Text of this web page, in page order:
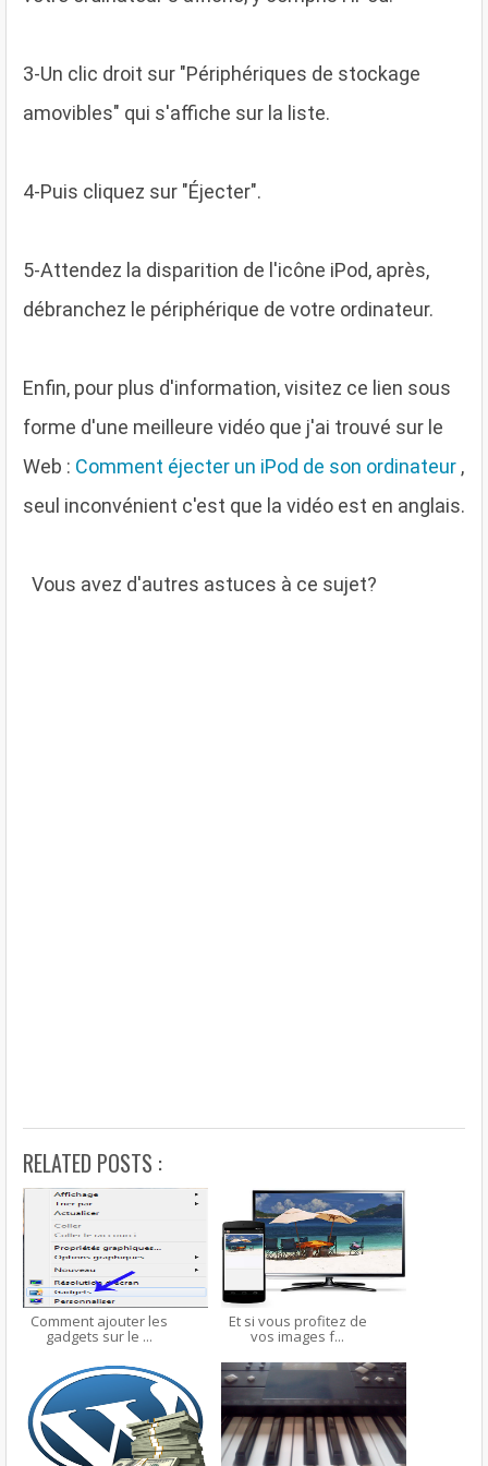
3-Un clic droit sur "Périphériques de stockage
amovibles" qui s'affiche sur la liste.
4-Puis cliquez sur "Éjecter".
5-Attendez la disparition de l'icône iPod, après,
débranchez le périphérique de votre ordinateur.
Enfin, pour plus d'information, visitez ce lien sous
forme d'une meilleure vidéo que j'ai trouvé sur le
Web : Comment éjecter un iPod de son ordinateur ,
seul inconvénient c'est que la vidéo est en anglais.
Vous avez d'autres astuces à ce sujet?
RELATED POSTS :
Comment ajouter les
gadgets sur le ...
Et si vous profitez de
vos images f...